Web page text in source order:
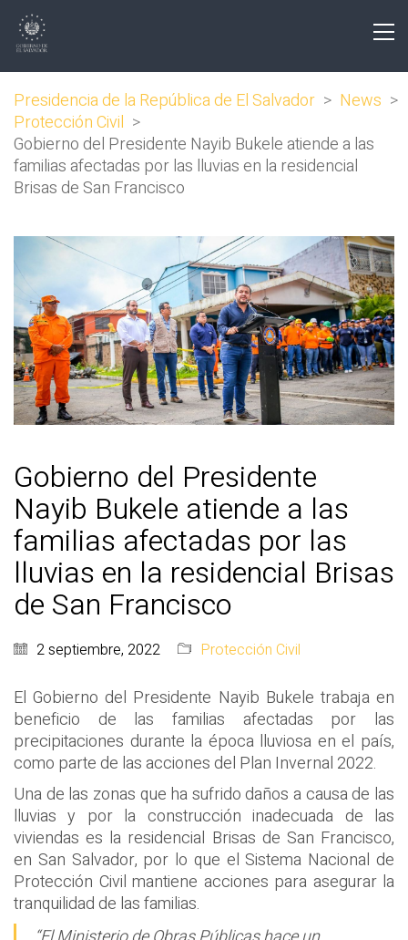
Presidencia de la República de El Salvador > News >
Protección Civil >
Gobierno del Presidente Nayib Bukele atiende a las
familias afectadas por las lluvias en la residencial
Brisas de San Francisco
Gobierno del Presidente
Nayib Bukele atiende a las
familias afectadas por las
lluvias en la residencial Brisas
de San Francisco
2 septiembre, 2022 Protección Civil
El Gobierno del Presidente Nayib Bukele trabaja en
beneficio de las familias afectadas por las
precipitaciones durante la época lluviosa en el país,
como parte de las acciones del Plan Invernal 2022.
Una de las zonas que ha sufrido daños a causa de las
lluvias y por la construcción inadecuada de las
viviendas es la residencial Brisas de San Francisco,
en San Salvador, por lo que el Sistema Nacional de
Protección Civil mantiene acciones para asegurar la
tranquilidad de las familias.